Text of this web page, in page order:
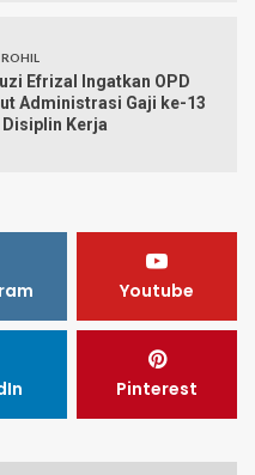
ROHIL
Efrizal Ingatkan OPD
Administrasi Gaji ke-13
Kerja
Youtube
Pinterest